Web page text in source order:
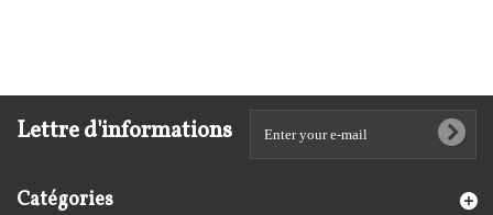
Lettre d'informations
Catégories